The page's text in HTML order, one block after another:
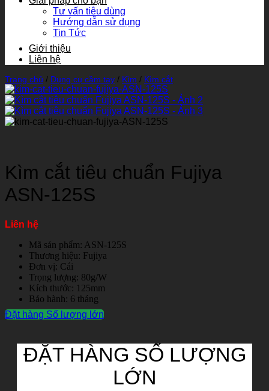
Tư vấn tiêu dùng
Hướng dẫn sử dụng
Tin Tức
Giới thiệu
Liên hệ
Trang chủ / Dụng cụ cầm tay / Kìm / Kìm cắt
Kìm cắt tiêu chuẩn Fujiya
ASN-125S
Liên hệ
Mã sản phẩm: ASN-125S
Thương hiệu: Fujiya
Đơn vị: Cái
Trọng lượng: 80g/W
Kích thước: 125mm
Bảo hành: 6 tháng
Đặt hàng Số lượng lớn
ĐẶT HÀNG SỐ LƯỢNG
LỚN